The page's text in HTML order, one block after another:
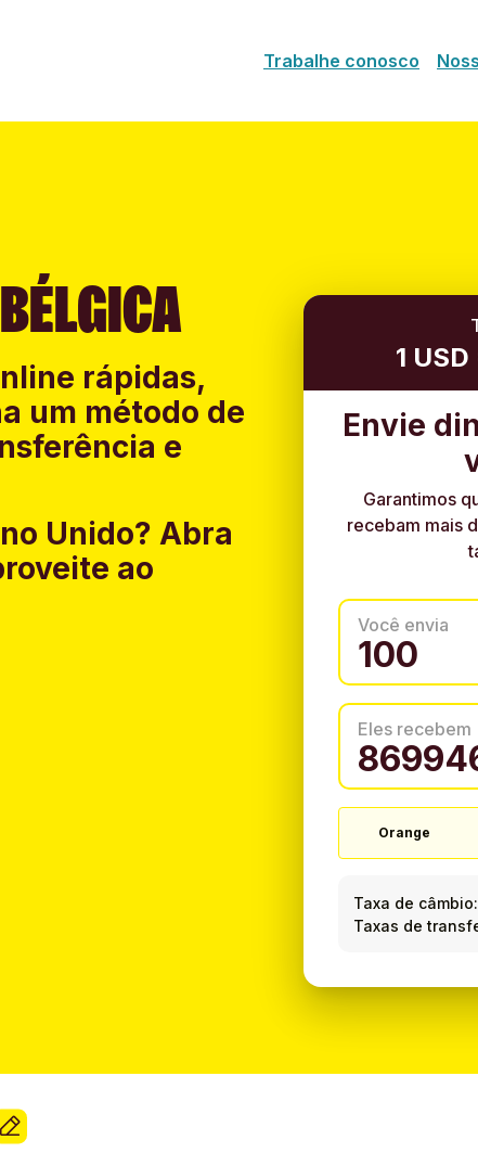
Trabalhe conosco
rápidas,
um método de
e
Unido? Abra
ao
1
Envie
Garantimos
recebam mais
Você envia
Eles recebem
Orange
Taxa de câmbio:
Taxas de